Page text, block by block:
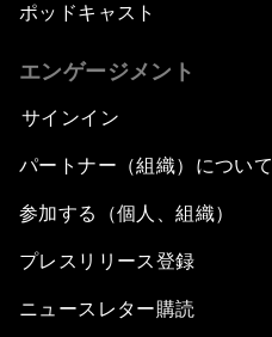
ポッドキャスト
エンゲージメント
サインイン
パートナー（組織）について
参加する（個人、組織）
プレスリリース登録
ニュースレター購読